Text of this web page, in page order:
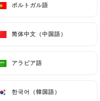
ポルトガル語
简体中文（中国語）
アラビア語
한국어（韓国語）
ポルトガル語
简体中文（中国語）
アラビア語
한국어（韓国語）